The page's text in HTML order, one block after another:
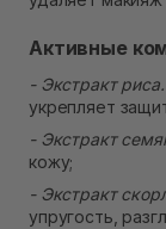
Активные
- Экстракт риса.
укрепляет
- Экстракт
кожу;
- Экстракт
упругость,